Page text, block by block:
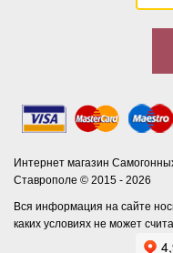
Интернет магазин
Ставрополе © 2015 - 2026
Вся информация на сайте
каких условиях не может